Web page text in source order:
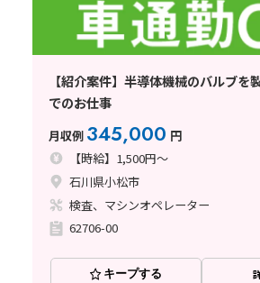
【紹介案件】半導体機械のバルブを
でのお仕事
月収例 345,000 円
【時給】1,500円～
石川県小松市
検査、マシンオペレーター
62706-00
キープする